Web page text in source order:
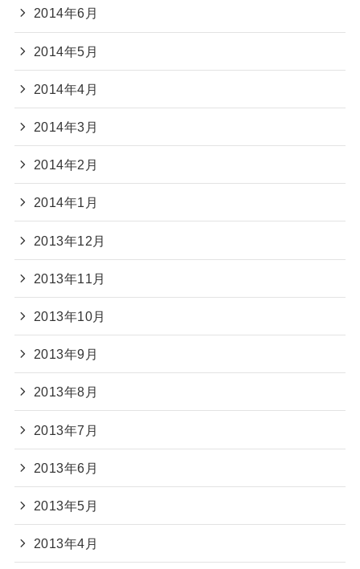
2014年6月
2014年5月
2014年4月
2014年3月
2014年2月
2014年1月
2013年12月
2013年11月
2013年10月
2013年9月
2013年8月
2013年7月
2013年6月
2013年5月
2013年4月